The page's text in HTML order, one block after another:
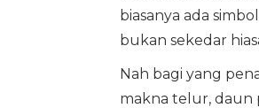
biasanya ada
bukan sekedar
Nah bagi yang
makna telur, daun